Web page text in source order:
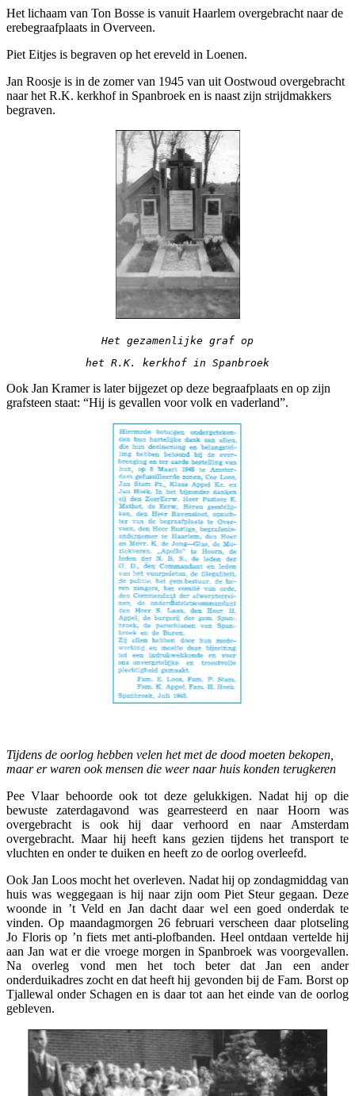
Het lichaam van Ton Bosse is vanuit Haarlem overgebracht naar de
erebegraafplaats in Overveen.
Piet Eitjes is begraven op het ereveld in Loenen.
Jan Roosje is in de zomer van 1945 van uit Oostwoud overgebracht
naar het R.K. kerkhof in Spanbroek en is naast zijn strijdmakkers
begraven.
Het gezamenlijke graf op
het R.K. kerkhof in Spanbroek
Ook Jan Kramer is later bijgezet op deze begraafplaats en op zijn
grafsteen staat: “Hij is gevallen voor volk en vaderland”.
Tijdens de oorlog hebben velen het met de dood moeten bekopen,
maar er waren ook mensen die weer naar huis konden terugkeren
Pee Vlaar behoorde ook tot deze gelukkigen. Nadat hij op die
bewuste zaterdagavond was gearresteerd en naar Hoorn was
overgebracht is ook hij daar verhoord en naar Amsterdam
overgebracht. Maar hij heeft kans gezien tijdens het transport te
vluchten en onder te duiken en heeft zo de oorlog overleefd.
Ook Jan Loos mocht het overleven. Nadat hij op zondagmiddag van
huis was weggegaan is hij naar zijn oom Piet Steur gegaan. Deze
woonde in ’t Veld en Jan dacht daar wel een goed onderdak te
vinden. Op maandagmorgen 26 februari verscheen daar plotseling
Jo Floris op ’n fiets met anti-plofbanden. Heel ontdaan vertelde hij
aan Jan wat er die vroege morgen in Spanbroek was voorgevallen.
Na overleg vond men het toch beter dat Jan een ander
onderduikadres zocht en dat heeft hij gevonden bij de Fam. Borst op
Tjallewal onder Schagen en is daar tot aan het einde van de oorlog
gebleven.